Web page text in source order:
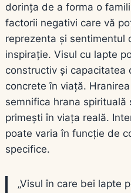
dorința de a forma o
factorii negativi care vă
reprezenta și sentimentul
inspirație. Visul cu lapte
constructiv și capacitatea
concrete în viață.
semnifica hrana
primești în viața reală.
poate varia în funcție de
specifice.
„Visul în care bei lapte